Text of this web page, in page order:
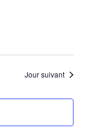
Jour suivant